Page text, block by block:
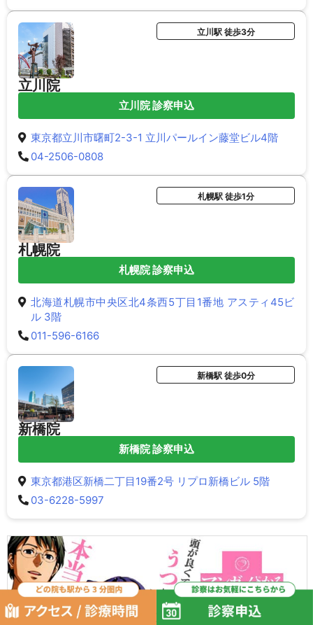
立川院
立川駅 徒歩3分
立川院 診察申込
東京都立川市曙町2-3-1 立川パールイン藤堂ビル4階
04-2506-0808
札幌院
札幌駅 徒歩1分
札幌院 診察申込
北海道札幌市中央区北4条西5丁目1番地 アスティ45ビ
ル 3階
011-596-6166
新橋院
新橋駅 徒歩0分
新橋院 診察申込
東京都港区新橋二丁目19番2号 リプロ新橋ビル 5階
03-6228-5997